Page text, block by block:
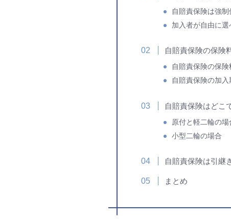
自賠責保険は強制
加入者が自由に選
自賠責保険の保険
自賠責保険の保
自賠責保険の加入
自賠責保険はどこ
原付と軽二輪の場
小型二輪の場合
自賠責保険は引継
まとめ